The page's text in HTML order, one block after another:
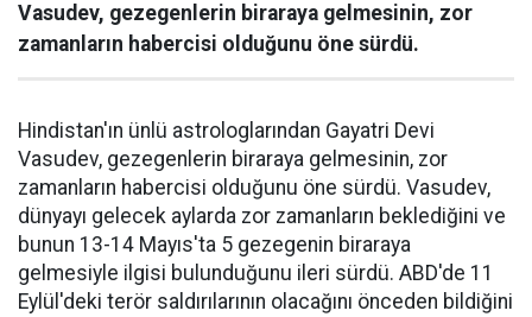
Vasudev, gezegenlerin biraraya gelmesinin, zor
zamanların habercisi olduğunu öne sürdü.
Hindistan'ın ünlü astrologlarından Gayatri Devi
Vasudev, gezegenlerin biraraya gelmesinin, zor
zamanların habercisi olduğunu öne sürdü. Vasudev,
dünyayı gelecek aylarda zor zamanların beklediğini ve
bunun 13-14 Mayıs'ta 5 gezegenin biraraya
gelmesiyle ilgisi bulunduğunu ileri sürdü. ABD'de 11
Eylül'deki terör saldırılarının olacağını önceden bildiğini